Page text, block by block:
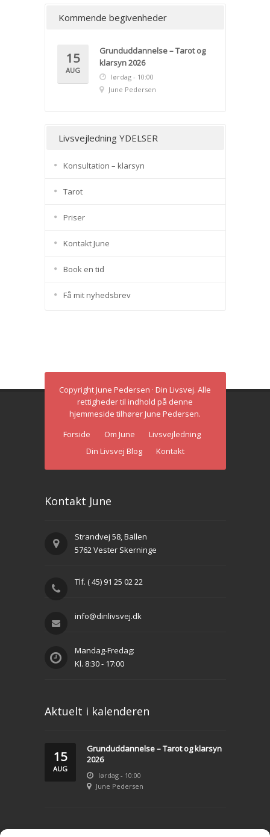
Kommende begivenheder
15
AUG
Grunduddannelse – Tarot og
klarsyn 2026
lørdag - 10:00
June Pedersen
Livsvejledning YDELSER
Konsultation – klarsyn
Tarot
Priser
Kontakt June
Book en tid
Få mit nyhedsbrev
Copyright June Pedersen · Din Livsvej. Alle
rettigheder til indhold på denne
hjemmeside tilhører June Pedersen.
Forside
Om June
Livsvejledning
Din Livsvej Blog
Kontakt
Kontakt June
Strandvej 58, Ballen
5762 Vester Skerninge
Tlf. ( 45) 91 25 02 22
info@dinlivsvej.dk
Mandag-Fredag:
Kl. 8:30 - 17:00
Aktuelt i kalenderen
15
AUG
Grunduddannelse – Tarot og klarsyn
2026
lørdag - 10:00
June Pedersen